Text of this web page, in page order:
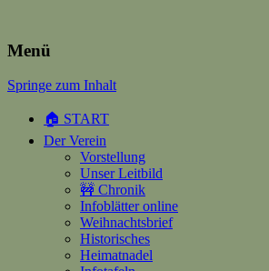
Heimatverein
Suchen
Menü
Springe zum Inhalt
🏠 START
Der Verein
Vorstellung
Unser Leitbild
🚧 Chronik
Infoblätter online
Weihnachtsbrief
Historisches
Heimatnadel